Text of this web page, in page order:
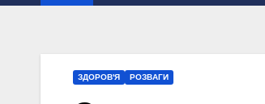
ЗДОРОВ'Я РОЗВАГИ